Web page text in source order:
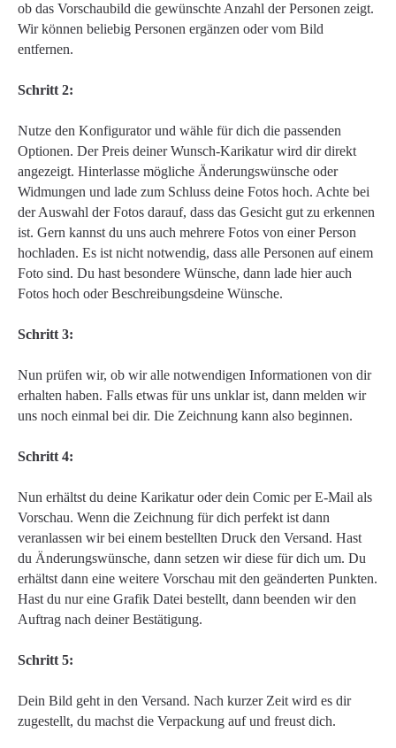
ob das Vorschaubild die gewünschte Anzahl der Personen zeigt.
Wir können beliebig Personen ergänzen oder vom Bild
entfernen.
Schritt 2:
Nutze den Konfigurator und wähle für dich die passenden
Optionen. Der Preis deiner Wunsch-Karikatur wird dir direkt
angezeigt. Hinterlasse mögliche Änderungswünsche oder
Widmungen und lade zum Schluss deine Fotos hoch. Achte bei
der Auswahl der Fotos darauf, dass das Gesicht gut zu erkennen
ist. Gern kannst du uns auch mehrere Fotos von einer Person
hochladen. Es ist nicht notwendig, dass alle Personen auf einem
Foto sind. Du hast besondere Wünsche, dann lade hier auch
Fotos hoch oder Beschreibungsdeine Wünsche.
Schritt 3:
Nun prüfen wir, ob wir alle notwendigen Informationen von dir
erhalten haben. Falls etwas für uns unklar ist, dann melden wir
uns noch einmal bei dir. Die Zeichnung kann also beginnen.
Schritt 4:
Nun erhältst du deine Karikatur oder dein Comic per E-Mail als
Vorschau. Wenn die Zeichnung für dich perfekt ist dann
veranlassen wir bei einem bestellten Druck den Versand. Hast
du Änderungswünsche, dann setzen wir diese für dich um. Du
erhältst dann eine weitere Vorschau mit den geänderten Punkten.
Hast du nur eine Grafik Datei bestellt, dann beenden wir den
Auftrag nach deiner Bestätigung.
Schritt 5:
Dein Bild geht in den Versand. Nach kurzer Zeit wird es dir
zugestellt, du machst die Verpackung auf und freust dich.